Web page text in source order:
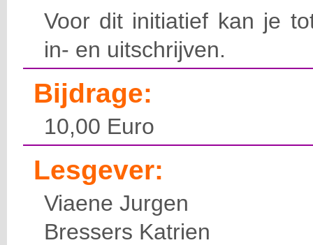
Voor dit initiatief kan je
in- en uitschrijven.
Bijdrage:
10,00 Euro
Lesgever:
Viaene Jurgen
Bressers Katrien